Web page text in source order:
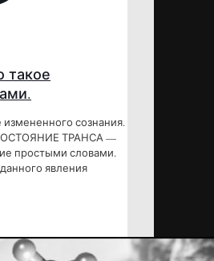
такое
измененного сознания.
ТРАНСА —
простыми словами.
явления